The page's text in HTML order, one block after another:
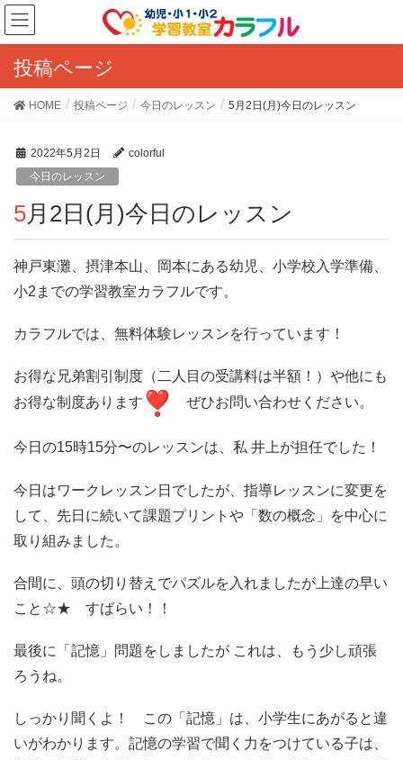
投稿ページ
HOME 投稿ページ 今日のレッスン 5月2日(月)今日のレッスン
2022年5月2日
colorful
今日のレッスン
5月2日(月)今日のレッスン
神戸東灘、摂津本山、岡本にある幼児、小学校入学準備、
小2までの学習教室カラフルです。
カラフルでは、無料体験レッスンを行っています！
お得な兄弟割引制度（二人目の受講料は半額！） や他にも
お得な制度あります
ぜひお問い合わせください。
今日の15時15分〜のレッスンは、私 井上が担任でした！
今日はワークレッスン日でしたが、指導レッスンに変更を
して、 先日に続いて課題プリントや「数の概念」
を中心に
取り組みました。
合間に、頭の切り替えでパズルを入れましたが上達の早い
こと☆★ すばらい！！
最後に「記憶」問題をしましたが これは、もう少し頑張
ろうね。
しっかり聞くよ！ この「記憶」は、小学生にあがると違
いがわかります。 記憶の学習で聞く力をつけている子は、